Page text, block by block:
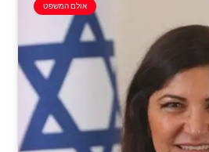
אולם המשפט